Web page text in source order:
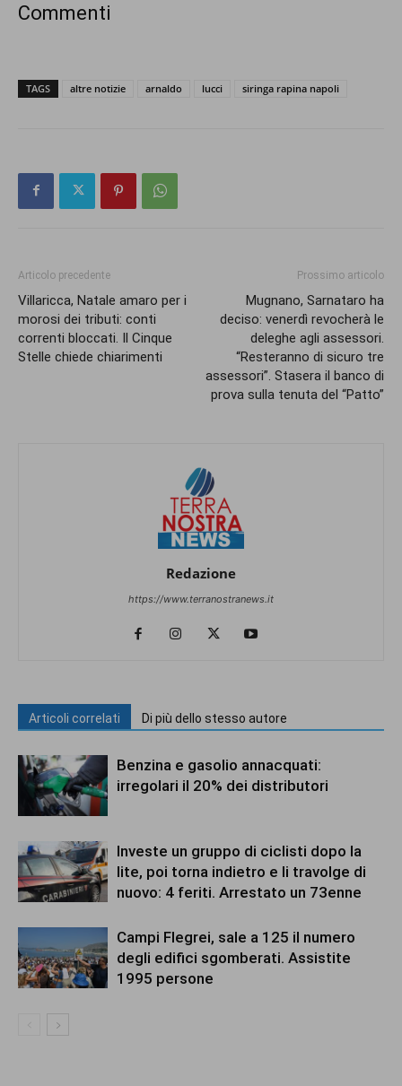
Commenti
TAGS altre notizie arnaldo lucci siringa rapina napoli
Articolo precedente
Villaricca, Natale amaro per i
morosi dei tributi: conti
correnti bloccati. Il Cinque
Stelle chiede chiarimenti
Prossimo articolo
Mugnano, Sarnataro ha
deciso: venerdì revocherà le
deleghe agli assessori.
“Resteranno di sicuro tre
assessori”. Stasera il banco di
prova sulla tenuta del “Patto”
Redazione
https://www.terranostranews.it
Articoli correlati Di più dello stesso autore
Benzina e gasolio annacquati:
irregolari il 20% dei distributori
Investe un gruppo di ciclisti dopo la
lite, poi torna indietro e li travolge di
nuovo: 4 feriti. Arrestato un 73enne
Campi Flegrei, sale a 125 il numero
degli edifici sgomberati. Assistite
1995 persone